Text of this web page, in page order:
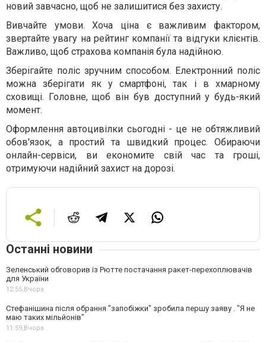
новий завчасно, щоб не залишитися без захисту.
Вивчайте умови. Хоча ціна є важливим фактором,
звертайте увагу на рейтинг компанії та відгуки клієнтів.
Важливо, щоб страхова компанія була надійною.
Зберігайте поліс зручним способом. Електронний поліс
можна зберігати як у смартфоні, так і в хмарному
сховищі. Головне, щоб він був доступний у будь-який
момент.
Оформлення автоцивілки сьогодні - це не обтяжливий
обов'язок, а простий та швидкий процес. Обираючи
онлайн-сервіси, ви економите свій час та гроші,
отримуючи надійний захист на дорозі.
Останні новини
Зеленський обговорив із Рютте постачання ракет-перехоплювачів
для України
12:55, Вчора
Стефанішина після обрання "запобіжки" зробила першу заяву . "Я не
маю таких мільйонів"
11:59, Вчора